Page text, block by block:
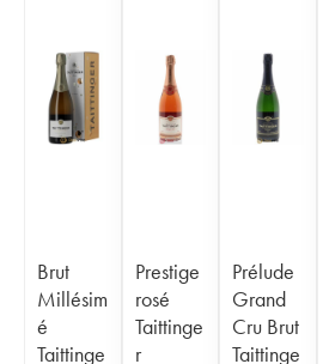
Brut
Millésim
é
Taittinge
Prestige
rosé
Taittinge
r
Prélude
Grand
Cru Brut
Taittinge